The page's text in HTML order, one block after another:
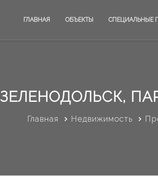
ГЛАВНАЯ ОБЪЕКТЫ СПЕЦИАЛЬНЫЕ
ЗЕЛЕНОДОЛЬСК,
Главная Недвижимость